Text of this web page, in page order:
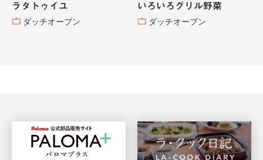
ラタトゥイユ
ダッチオーブン
いろいろグリル野菜
ダッチオーブン